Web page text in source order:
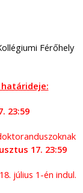
Férőhely
23:59
17. 23:59
július 1-én indul.